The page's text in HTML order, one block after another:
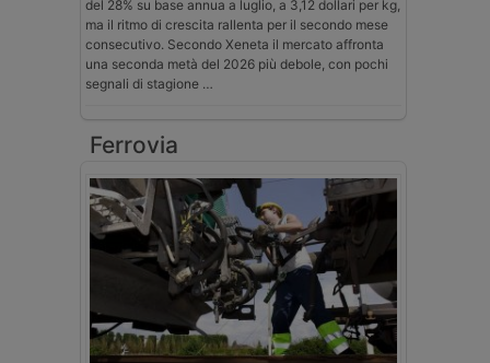
del 28% su base annua a luglio, a 3,12 dollari per kg,
ma il ritmo di crescita rallenta per il secondo mese
consecutivo. Secondo Xeneta il mercato affronta
una seconda metà del 2026 più debole, con pochi
segnali di stagione …
Ferrovia